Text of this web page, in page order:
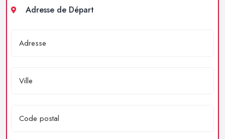
Adresse de Départ